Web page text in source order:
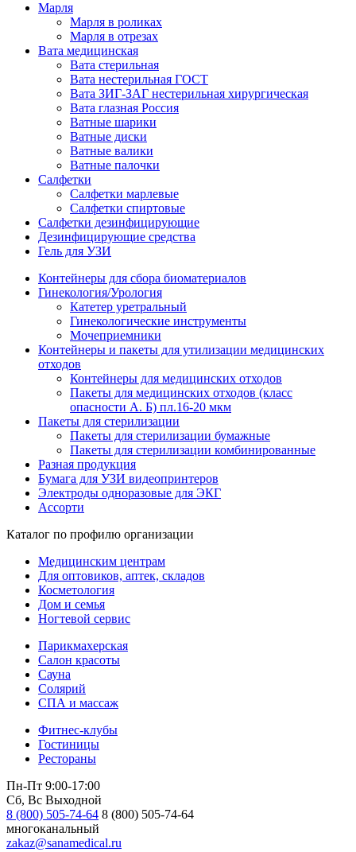
Марля
Марля в роликах
Марля в отрезах
Вата медицинская
Вата стерильная
Вата нестерильная ГОСТ
Вата ЗИГ-ЗАГ нестерильная хирургическая
Вата глазная Россия
Ватные шарики
Ватные диски
Ватные валики
Ватные палочки
Салфетки
Салфетки марлевые
Салфетки спиртовые
Салфетки дезинфицирующие
Дезинфицирующие средства
Гель для УЗИ
Контейнеры для сбора биоматериалов
Гинекология/Урология
Катетер уретральный
Гинекологические инструменты
Мочеприемники
Контейнеры и пакеты для утилизации медицинских
отходов
Контейнеры для медицинских отходов
Пакеты для медицинских отходов (класс
опасности А. Б) пл.16-20 мкм
Пакеты для стерилизации
Пакеты для стерилизации бумажные
Пакеты для стерилизации комбинированные
Разная продукция
Бумага для УЗИ видеопринтеров
Электроды одноразовые для ЭКГ
Ассорти
Каталог по профилю организации
Медицинским центрам
Для оптовиков, аптек, складов
Косметология
Дом и семья
Ногтевой сервис
Парикмахерская
Салон красоты
Сауна
Солярий
СПА и массаж
Фитнес-клубы
Гостиницы
Рестораны
Пн-Пт 9:00-17:00
Сб, Вс Выходной
8 (800) 505-74-64 8 (800) 505-74-64
многоканальный
zakaz@sanamedical.ru